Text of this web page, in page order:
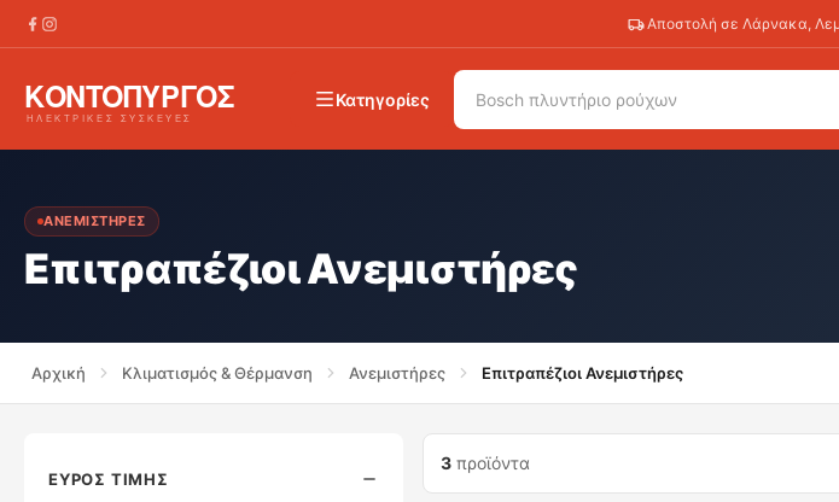
Αποστολή σε Λάρνακα,
Κατηγορίες
ΑΝΕΜΙΣΤΉΡΕΣ
Επιτραπέζιοι Ανεμιστήρες
Αρχική Κλιματισμός & Θέρμανση Ανεμιστήρες Επιτραπέζιοι Ανεμιστήρες
ΕΎΡΟΣ ΤΙΜΉΣ
3 προϊόντα